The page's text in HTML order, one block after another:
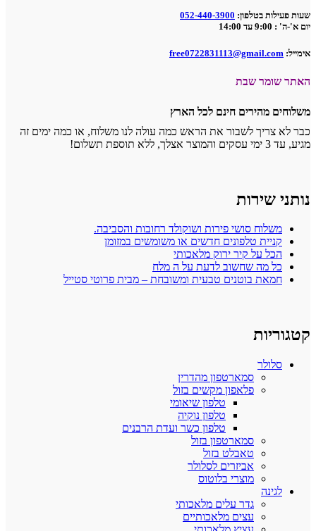
שעות פעילות בטלפון: 052-440-3900
יום א'-ה' : 9:00 עד 14:00
אימייל: free0722831113@gmail.com
האתר שומר שבת
משלוחים מהירים חינם לכל הארץ
כבר לא צריך לשבור את הראש כמה עולה לנו משלוח, או כמה ימים זה
מגיע, עד 3 ימי עסקים והמוצר אצלך, ללא תוספת תשלום!
נותני שירות
משלוח סושי פירות ושוקולד רחובות והסביבה.
קניית טלפונים חדשים או משומשים במזומן
הכל על קיר ירוק מלאכותי
כל מה שחשוב לדעת על ה מלח
חמאת בוטנים טבעית ומשובחת – מבית פרוטי סטייל
קטגוריות
סלולר
סמארטפון מהדרין
פלאפון מקשים בזול
טלפון שיאומי
טלפון נוקיה
טלפון כשר ועדת הרבנים
סמארטפון בזול
טאבלט בזול
אביזרים לסלולר
מוצרי בלוטוס
לגינה
גדר עלים מלאכותי
עצים מלאכותיים